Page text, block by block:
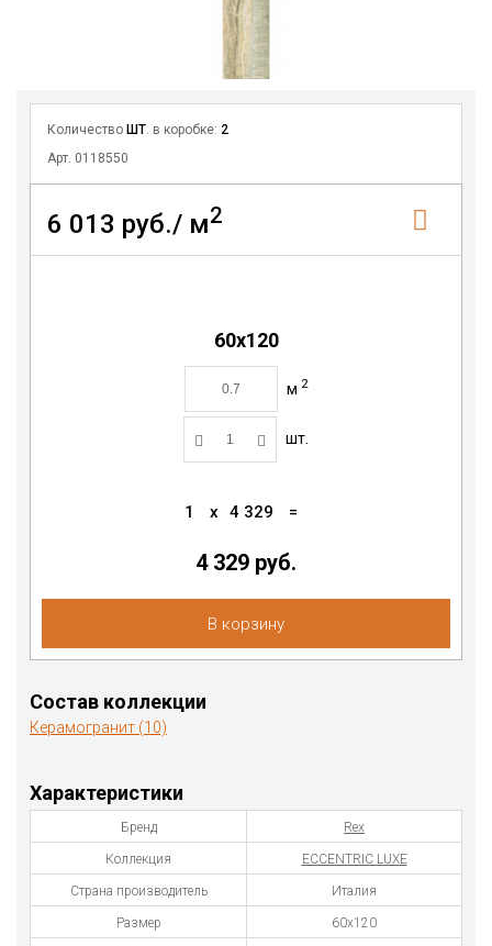
Количество ШТ . в коробке: 2
Арт. 0118550
6 013 руб./ м2
60x120
м 2
шт.
1 x 4 329 =
4 329 руб.
В корзину
Состав коллекции
Керамогранит (10)
Характеристики
Бренд Rex
Коллекция ECCENTRIC LUXE
Страна производитель Италия
Размер 60x120